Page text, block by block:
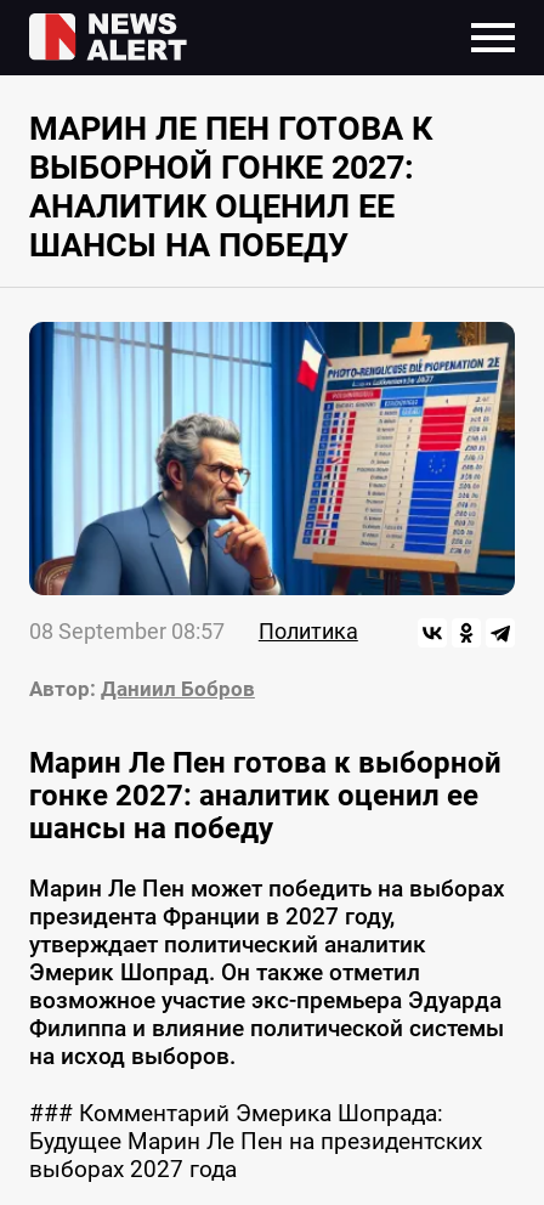
МАРИН ЛЕ ПЕН ГОТОВА К
ВЫБОРНОЙ ГОНКЕ 2027:
АНАЛИТИК ОЦЕНИЛ ЕЕ
ШАНСЫ НА ПОБЕДУ
08 September 08:57 Политика
Автор: Даниил Бобров
Марин Ле Пен готова к выборной
гонке 2027: аналитик оценил ее
шансы на победу
Марин Ле Пен может победить на выборах
президента Франции в 2027 году,
утверждает политический аналитик
Эмерик Шопрад. Он также отметил
возможное участие экс-премьера Эдуарда
Филиппа и влияние политической системы
на исход выборов.
### Комментарий Эмерика Шопрада:
Будущее Марин Ле Пен на президентских
выборах 2027 года